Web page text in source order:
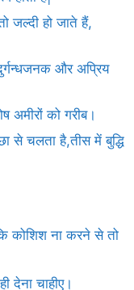
जल्दी हो जाते हैं,
और अप्रिय
अमीरों को गरीब।
से चलता है,तीस में बुद्धि
कोशिश ना करने से तो
देना चाहीए।